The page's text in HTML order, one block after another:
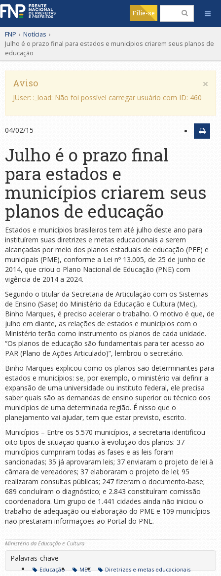
Filie-se
FNP › Notícias ›
Julho é o prazo final para estados e municípios criarem seus planos de
educação
×
Aviso
JUser: :_load: Não foi possível carregar usuário com ID: 460
04/02/15
Julho é o prazo final
para estados e
municípios criarem seus
planos de educação
Estados e municípios brasileiros tem até julho deste ano para
instituírem suas diretrizes e metas educacionais a serem
alcançadas por meio dos planos estaduais de educação (PEE) e
municipais (PME), conforme a Lei nº 13.005, de 25 de junho de
2014, que criou o Plano Nacional de Educação (PNE) com
vigência de 2014 a 2024.
Segundo o titular da Secretaria de Articulação com os Sistemas
de Ensino (Sase) do Ministério da Educação e Cultura (Mec),
Binho Marques, é preciso acelerar o trabalho. O motivo é que, de
julho em diante, as relações de estados e municípios com o
Ministério terão como instrumento os planos de cada unidade.
“Os planos de educação são fundamentais para ter acesso ao
PAR (Plano de Ações Articulado)”, lembrou o secretário.
Binho Marques explicou como os planos são determinantes para
estados e municípios: se, por exemplo, o ministério vai definir a
expansão de uma universidade ou instituto federal, ele precisa
saber quais são as demandas de ensino superior ou técnico dos
municípios de uma determinada região. É nisso que o
planejamento vai ajudar, tem que estar previsto, escrito.
Municípios – Entre os 5.570 municípios, a secretaria identificou
oito tipos de situação quanto à evolução dos planos: 37
municípios cumpriram todas as fases e as leis foram
sancionadas; 35 já aprovaram leis; 37 enviaram o projeto de lei à
câmara de vereadores; 37 elaboraram o projeto de lei; 95
realizaram consultas públicas; 247 fizeram o documento-base;
689 concluíram o diagnóstico; e 2.843 constituíram comissão
coordenadora. Um grupo de 1.441 cidades ainda não iniciou o
trabalho de adequação ou elaboração do PME e 109 municípios
não prestaram informações ao Portal do PNE.
Ministério da Educação e Cultura
Palavras-chave
Educação MEC Diretrizes e metas educacionais